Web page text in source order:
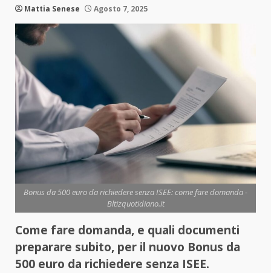
Mattia Senese Agosto 7, 2025
Bonus da 500 euro da richiedere senza ISEE: come fare domanda -
Bltizquotidiano.it
Come fare domanda, e quali documenti
preparare subito, per il nuovo Bonus da
500 euro da richiedere senza ISEE.